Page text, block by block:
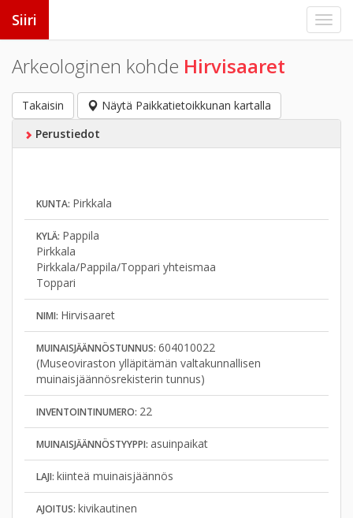
Siiri
Arkeologinen kohde Hirvisaaret
Takaisin
Näytä Paikkatietoikkunan kartalla
Perustiedot
KUNTA: Pirkkala
KYLÄ: Pappila
Pirkkala
Pirkkala/Pappila/Toppari yhteismaa
Toppari
NIMI: Hirvisaaret
MUINAISJÄÄNNÖSTUNNUS: 604010022
(Museoviraston ylläpitämän valtakunnallisen
muinaisjäännösrekisterin tunnus)
INVENTOINTINUMERO: 22
MUINAISJÄÄNNÖSTYYPPI: asuinpaikat
LAJI: kiinteä muinaisjäännös
AJOITUS: kivikautinen